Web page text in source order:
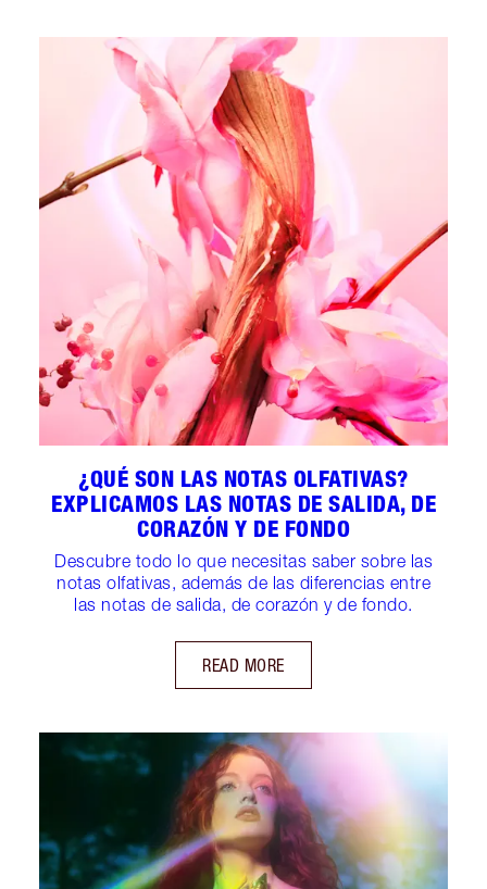
¿QUÉ SON LAS NOTAS OLFATIVAS?
EXPLICAMOS LAS NOTAS DE SALIDA, DE
CORAZÓN Y DE FONDO
Descubre todo lo que necesitas saber sobre las
notas olfativas, además de las diferencias entre
las notas de salida, de corazón y de fondo.
READ MORE